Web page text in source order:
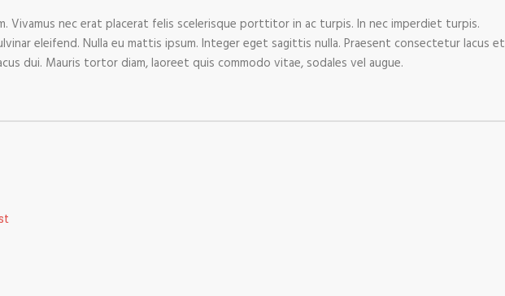
Vivamus nec erat placerat felis scelerisque porttitor in ac turpis. In nec imperdiet turpis.
eleifend. Nulla eu mattis ipsum. Integer eget sagittis nulla. Praesent consectetur lacus et
dui. Mauris tortor diam, laoreet quis commodo vitae, sodales vel augue.